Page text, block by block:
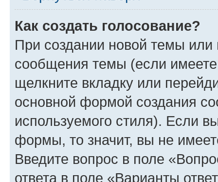
Как создать голосование?
При создании новой темы или
сообщения темы (если
щелкните вкладку или
основной формой создания
используемого стиля). Если
формы, то значит, вы не
Введите вопрос в поле
ответа в поле «Варианты